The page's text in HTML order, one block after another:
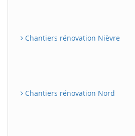
Chantiers rénovation Nièvre
Chantiers rénovation Nord